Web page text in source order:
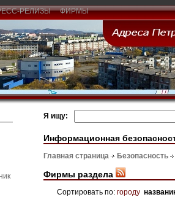
РЕЛИЗЫ ФИРМЫ
Я ищу:
Информационная
Главная страница Безопасность
Фирмы раздела
Сортировать по: городу